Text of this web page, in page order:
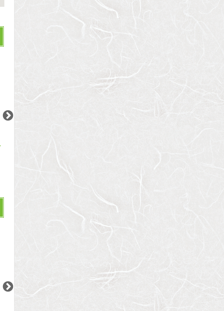
分
間取り：1LDK〜2LDK
16.6
更新 08/08